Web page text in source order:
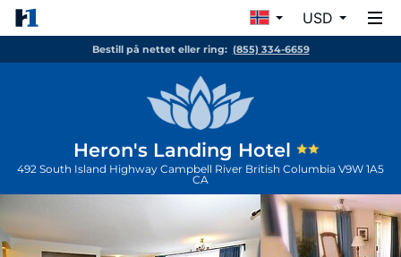
USD
Bestill på nettet eller ring: (855) 334-6659
Heron's Landing Hotel
492 South Island Highway Campbell River British Columbia V9W 1A5
CA